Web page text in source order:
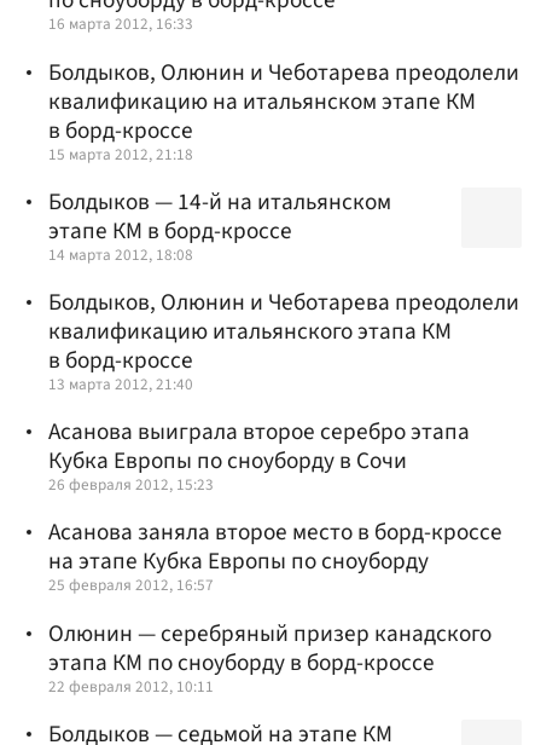
16 марта 2012, 16:33
Болдыков, Олюнин и Чеботарева преодолели
квалификацию на итальянском этапе КМ
в борд-кроссе
15 марта 2012, 21:18
Болдыков — 14-й на итальянском
этапе КМ в борд-кроссе
14 марта 2012, 18:08
Болдыков, Олюнин и Чеботарева преодолели
квалификацию итальянского этапа КМ
в борд-кроссе
13 марта 2012, 21:40
Асанова выиграла второе серебро этапа
Кубка Европы по сноуборду в Сочи
26 февраля 2012, 15:23
Асанова заняла второе место в борд-кроссе
на этапе Кубка Европы по сноуборду
25 февраля 2012, 16:57
Олюнин — серебряный призер канадского
этапа КМ по сноуборду в борд-кроссе
22 февраля 2012, 10:11
Болдыков — седьмой на этапе КМ